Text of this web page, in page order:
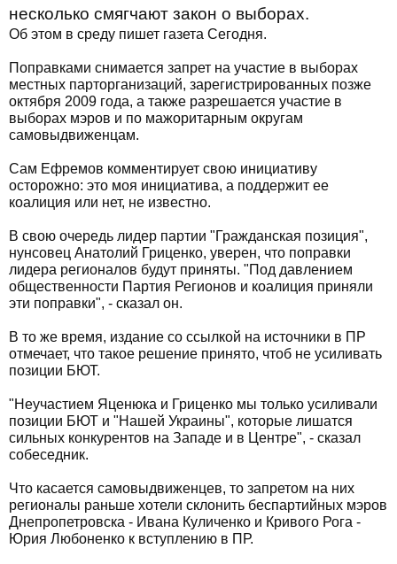
несколько смягчают закон о выборах.
Об этом в среду пишет газета Сегодня.
Поправками снимается запрет на участие в выборах
местных парторганизаций, зарегистрированных позже
октября 2009 года, а также разрешается участие в
выборах мэров и по мажоритарным округам
самовыдвиженцам.
Сам Ефремов комментирует свою инициативу
осторожно: это моя инициатива, а поддержит ее
коалиция или нет, не известно.
В свою очередь лидер партии "Гражданская позиция",
нунсовец Анатолий Гриценко, уверен, что поправки
лидера регионалов будут приняты. "Под давлением
общественности Партия Регионов и коалиция приняли
эти поправки", - сказал он.
В то же время, издание со ссылкой на источники в ПР
отмечает, что такое решение принято, чтоб не усиливать
позиции БЮТ.
"Неучастием Яценюка и Гриценко мы только усиливали
позиции БЮТ и "Нашей Украины", которые лишатся
сильных конкурентов на Западе и в Центре", - сказал
собеседник.
Что касается самовыдвиженцев, то запретом на них
регионалы раньше хотели склонить беспартийных мэров
Днепропетровска - Ивана Куличенко и Кривого Рога -
Юрия Любоненко к вступлению в ПР.